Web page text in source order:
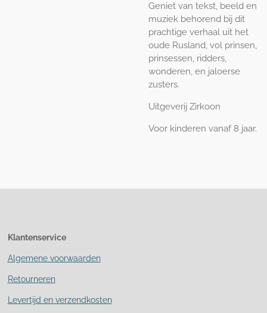
Geniet van tekst, beeld en
muziek behorend bij dit
prachtige verhaal uit het
oude Rusland, vol prinsen,
prinsessen, ridders,
wonderen, en jaloerse
zusters.
Uitgeverij Zirkoon
Voor kinderen vanaf 8 jaar.
Klantenservice
Algemene voorwaarden
Retourneren
Levertijd en verzendkosten